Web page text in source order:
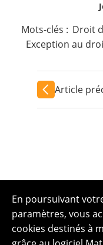
Mots-clés : Droit
Exception au
Article
En poursuivant
paramètres, vous
cookies destinés à